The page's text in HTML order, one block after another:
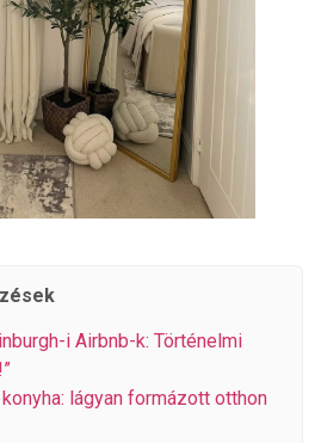
i Airbnb-k: Történelmi
lágyan formázott otthon